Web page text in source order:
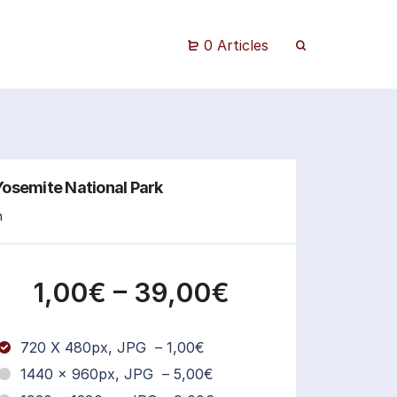
0 Articles
National Park
1,00€ – 39,00€
720 X 480px, JPG – 1,00€
1440 × 960px, JPG – 5,00€